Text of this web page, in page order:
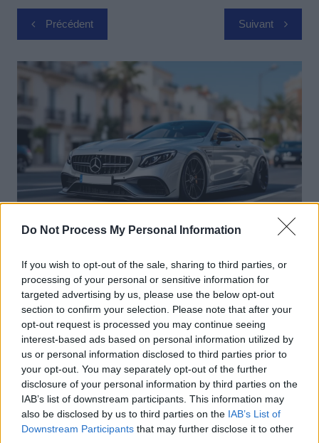
Do Not Process My Personal Information
If you wish to opt-out of the sale, sharing to third parties, or
processing of your personal or sensitive information for
targeted advertising by us, please use the below opt-out
section to confirm your selection. Please note that after your
opt-out request is processed you may continue seeing
interest-based ads based on personal information utilized by
us or personal information disclosed to third parties prior to
your opt-out. You may separately opt-out of the further
disclosure of your personal information by third parties on the
IAB’s list of downstream participants. This information may
also be disclosed by us to third parties on the IAB’s List of
Downstream Participants that may further disclose it to other
Navigation
de
l’article
Précédent Suivant
Vitesse folle à Marseille : Une Mercedes
flashée à 221 km/h
Auto Pour Vous 5 août 2026 0